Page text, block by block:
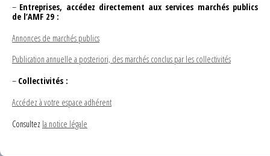
– Entreprises, accédez directement aux services marchés publics
de l’AMF 29 :
Annonces de marchés publics
Publication annuelle a posteriori, des marchés conclus par les collectivités
– Collectivités :
Accédez à votre espace adhérent
Consultez la notice légale